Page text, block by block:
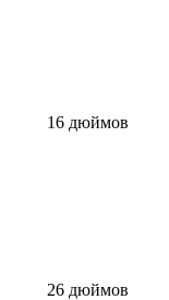
16 дюймов
26 дюймов